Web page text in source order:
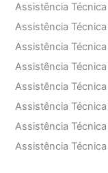
Assistência
Assistência
Assistência
Assistência
Assistência
Assistência
Assistência
Assistência